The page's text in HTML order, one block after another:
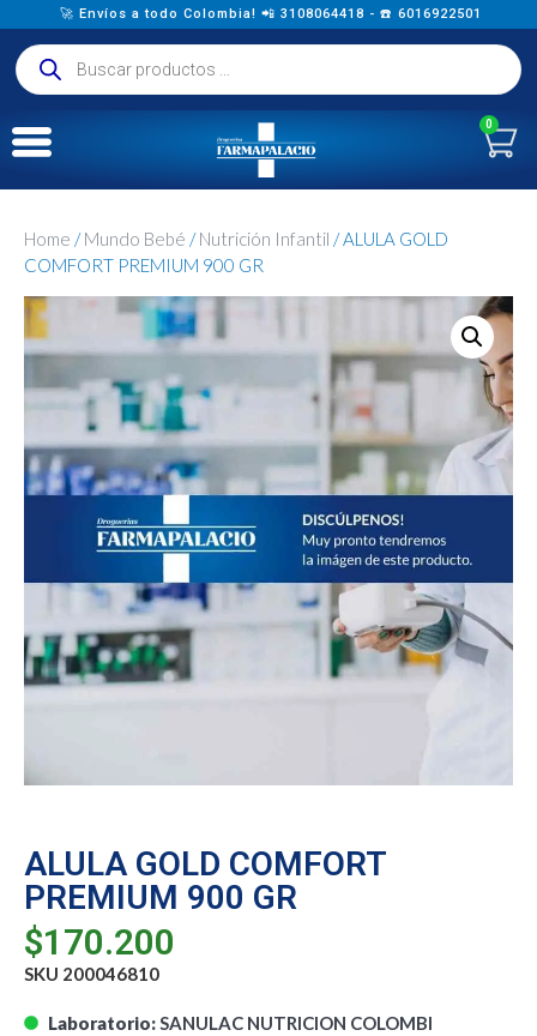
🚀 Envíos a todo Colombia! 📲 3108064418 - ☎️ 6016922501
0
Home /Mundo Bebé /Nutrición Infantil / ALULA GOLD
COMFORT PREMIUM 900 GR
ALULA GOLD COMFORT
PREMIUM 900 GR
$170.200
SKU 200046810
Laboratorio:SANULAC NUTRICION COLOMBI